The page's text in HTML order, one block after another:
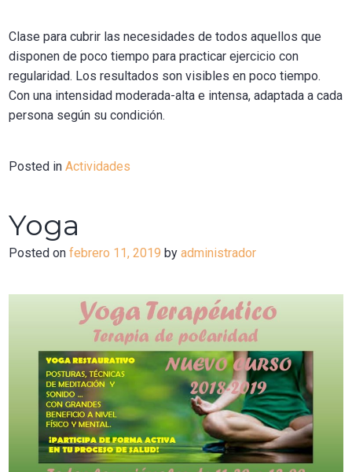
Clase para cubrir las necesidades de todos aquellos que
disponen de poco tiempo para practicar ejercicio con
regularidad. Los resultados son visibles en poco tiempo.
Con una intensidad moderada-alta e intensa, adaptada a cada
persona según su condición.
Posted inActividades
Yoga
Posted onfebrero 11, 2019 byadministrador